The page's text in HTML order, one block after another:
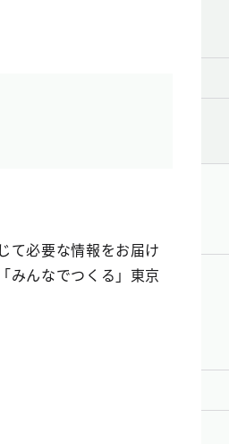
て必要な情報をお届け
みんなでつくる」東京